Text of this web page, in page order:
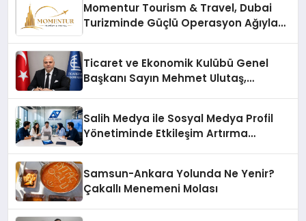
Momentur Tourism & Travel, Dubai
Turizminde Güçlü Operasyon Ağıyla
Ticaret ve Ekonomik Kulübü Genel
Başkanı Sayın Mehmet Ulutaş,
Salih Medya ile Sosyal Medya Profil
Yönetiminde Etkileşim Artırma
Samsun-Ankara Yolunda Ne Yenir?
Çakallı Menemeni Molası